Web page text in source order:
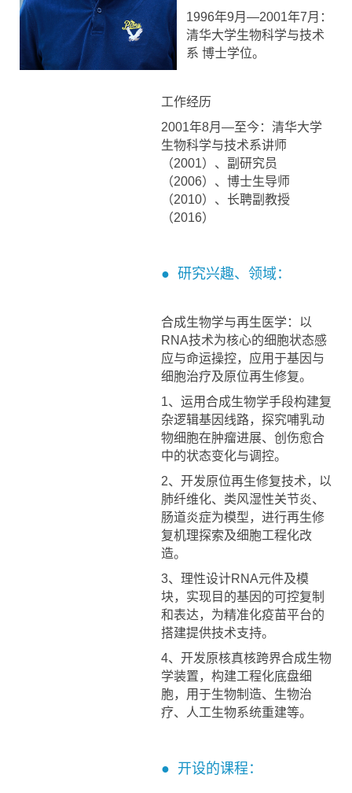
1996年9月—2001年7月：
清华大学生物科学与技术
系 博士学位。
工作经历
2001年8月—至今：清华大学
生物科学与技术系讲师
（2001）、副研究员
（2006）、博士生导师
（2010）、长聘副教授
（2016）
● 研究兴趣、领域：
合成生物学与再生医学：以
RNA技术为核心的细胞状态感
应与命运操控，应用于基因与
细胞治疗及原位再生修复。
1、运用合成生物学手段构建复
杂逻辑基因线路，探究哺乳动
物细胞在肿瘤进展、创伤愈合
中的状态变化与调控。
2、开发原位再生修复技术，以
肺纤维化、类风湿性关节炎、
肠道炎症为模型，进行再生修
复机理探索及细胞工程化改
造。
3、理性设计RNA元件及模
块，实现目的基因的可控复制
和表达，为精准化疫苗平台的
搭建提供技术支持。
4、开发原核真核跨界合成生物
学装置，构建工程化底盘细
胞，用于生物制造、生物治
疗、人工生物系统重建等。
● 开设的课程：